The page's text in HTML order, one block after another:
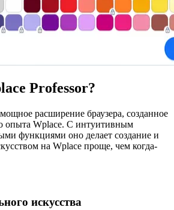
Professor?
расширение браузера, созданное
опыта Wplace. С интуитивным
функциями оно делает создание и
на Wplace проще, чем когда-
искусства